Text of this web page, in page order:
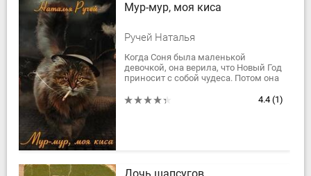
Мур-мур, моя киса
Ручей Наталья
Когда Соня была маленькой
девочкой, она верила, что Новый Год
приносит с собой чудеса. Потом она
кем-нибудь чудеса и случаются, то
4.4 (1)